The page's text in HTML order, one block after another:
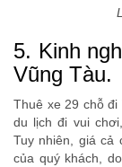
5. Kinh
Vũng Tàu.
Thuê xe 29 chỗ
du lịch đi vui
Tuy nhiên, giá cả
của quý khách,